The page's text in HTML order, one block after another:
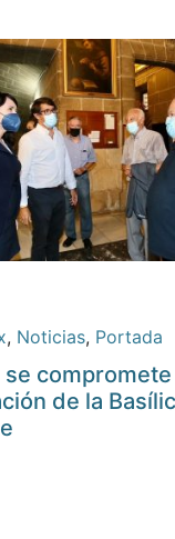
, Noticias, Portada
se
de la